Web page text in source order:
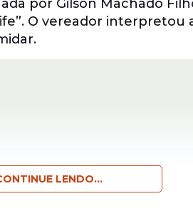
por Gilson Machado
O vereador interpretou
LENDO...